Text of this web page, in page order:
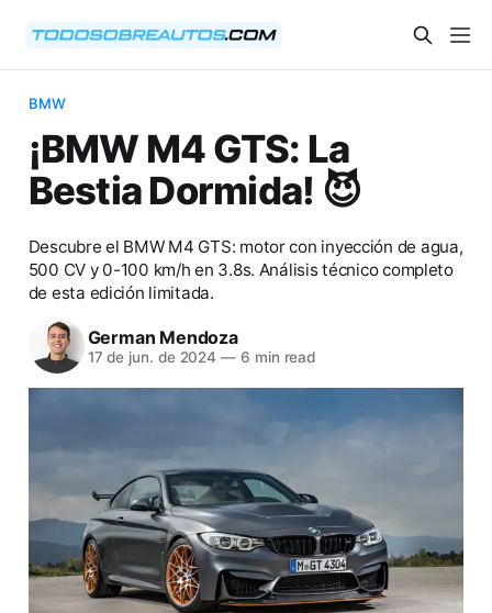
BMW
¡BMW M4 GTS: La
Bestia Dormida! 😈
Descubre el BMW M4 GTS: motor con inyección de agua,
500 CV y 0-100 km/h en 3.8s. Análisis técnico completo
de esta edición limitada.
German Mendoza
17 de jun. de 2024 — 6 min read